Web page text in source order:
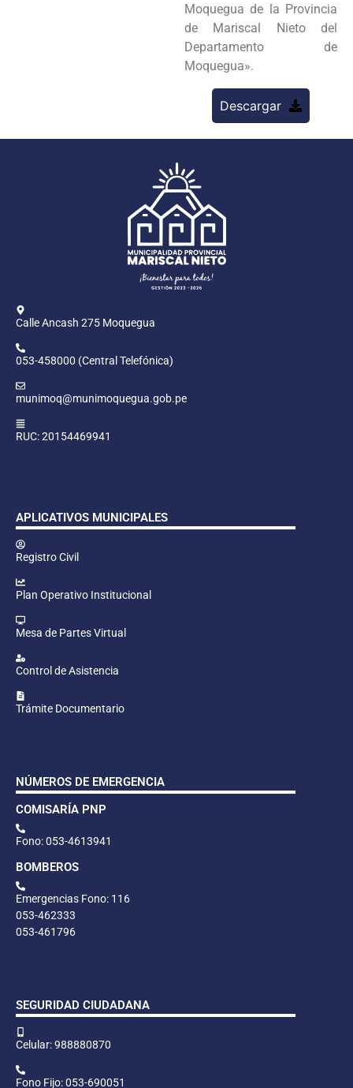
Moquegua de la Provincia
de Mariscal Nieto del
Departamento de
Moquegua».
Descargar
Calle Ancash 275 Moquegua
053-458000 (Central Telefónica)
munimoq@munimoquegua.gob.pe
RUC: 20154469941
APLICATIVOS MUNICIPALES
Registro Civil
Plan Operativo Institucional
Mesa de Partes Virtual
Control de Asistencia
Trámite Documentario
NÚMEROS DE EMERGENCIA
COMISARÍA PNP
Fono: 053-4613941
BOMBEROS
Emergencias Fono: 116
053-462333
053-461796
SEGURIDAD CIUDADANA
Celular: 988880870
Fono Fijo: 053-690051